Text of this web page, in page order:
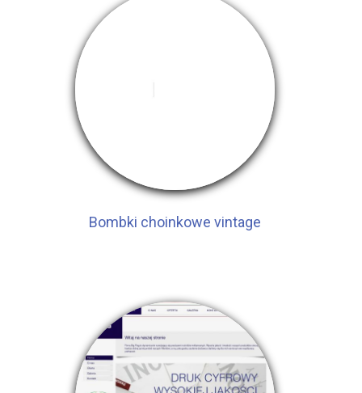
Bombki choinkowe vintage